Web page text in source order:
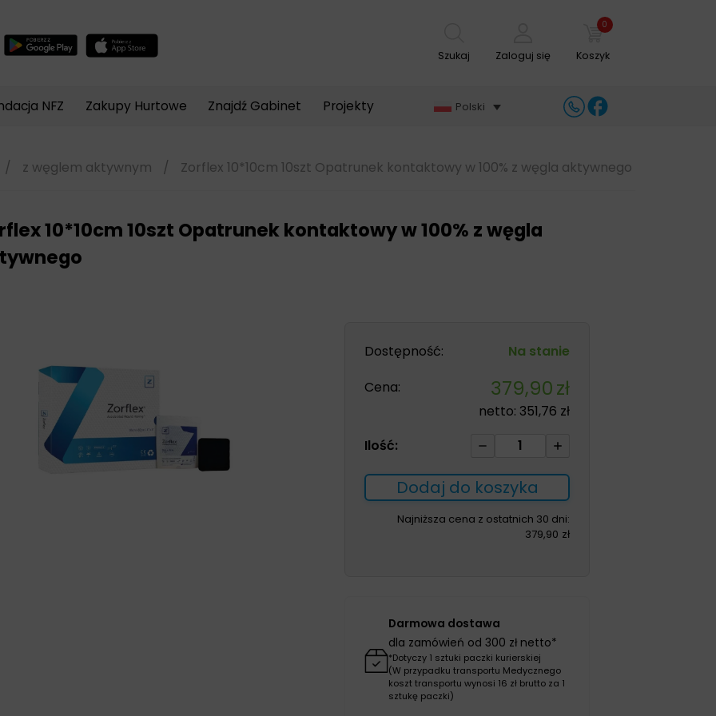
Szukaj Zaloguj się
0
Koszyk
NFZ Zakupy Hurtowe Znajdź Gabinet Projekty Polski
/ z węglem aktywnym / Zorflex 10*10cm 10szt Opatrunek kontaktowy w 100% z węgla aktywnego
10*10cm 10szt Opatrunek kontaktowy w 100% z węgla
Dostępność:
Na stanie
Cena:
379,90zł
netto: 351,76 zł
Ilość:
ilość
10*10cm
10szt
Opatrunek
kontaktowy
aktywnego
Dodaj do koszyka
Najniższa cena z ostatnich 30 dni:
379,90 zł
Darmowa dostawa
dla zamówień od 300 zł netto*
*Dotyczy 1 sztuki paczki kurierskiej
(W przypadku transportu Medycznego
koszt transportu wynosi 16 zł brutto za 1
sztukę paczki)